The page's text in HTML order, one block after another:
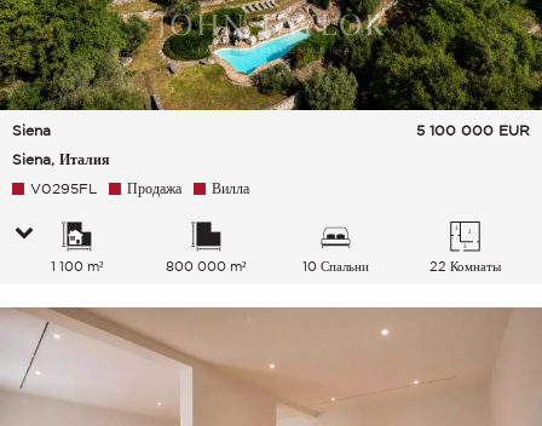
Siena
Siena, Италия
5 100 000 EUR
V0295FL Продажа Вилла
1 100 m² 800 000 m² 10 Спальни 22 Комнаты